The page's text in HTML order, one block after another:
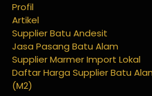
Profil
Artikel
Supplier Batu Andesit
Jasa Pasang Batu Alam
Supplier Marmer Import Lokal
Daftar Harga Supplier Batu
(M2)